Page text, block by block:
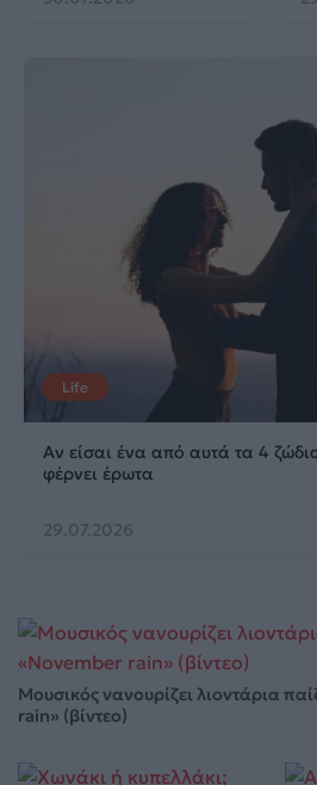
Life
Αν είσαι ένα από αυτά τα 4
φέρνει έρωτα
29.07.2026
Μουσικός νανουρίζει λιοντάρια
rain» (βίντεο)